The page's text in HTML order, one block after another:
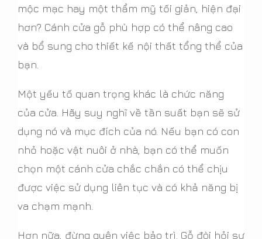
mộc mạc hay một thẩm mỹ tối giản, hiện đại
hơn? Cánh cửa gỗ phù hợp có thể nâng cao
và bổ sung cho thiết kế nội thất tổng thể của
bạn.
Một yếu tố quan trọng khác là chức năng
của cửa. Hãy suy nghĩ về tần suất bạn sẽ sử
dụng nó và mục đích của nó. Nếu bạn có con
nhỏ hoặc vật nuôi ở nhà, bạn có thể muốn
chọn một cánh cửa chắc chắn có thể chịu
được việc sử dụng liên tục và có khả năng bị
va chạm mạnh.
Hơn nữa, đừng quên việc bảo trì. Gỗ đòi hỏi sự